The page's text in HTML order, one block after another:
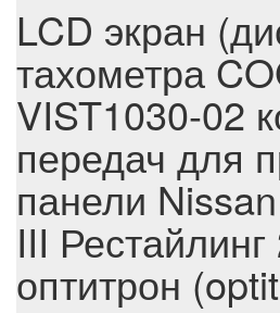
LCD экран
тахометра
VIST1030-02
передач для
панели
III
оптитрон